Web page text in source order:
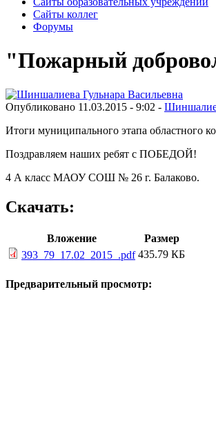
Сайты коллег
Форумы
"Пожарный
Опубликовано 11.03.2015 - 9:02 -
Итоги муниципального этапа областного
Поздравляем наших ребят с ПОБЕДОЙ!
4 А класс МАОУ СОШ № 26 г. Балаково.
Скачать:
Вложение
Размер
393_79_17.02_2015_.pdf 435.79 КБ
Предварительный просмотр: